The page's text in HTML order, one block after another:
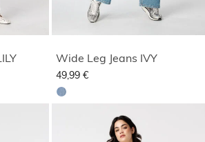
Wide Leg Jeans IVY
49,99 €